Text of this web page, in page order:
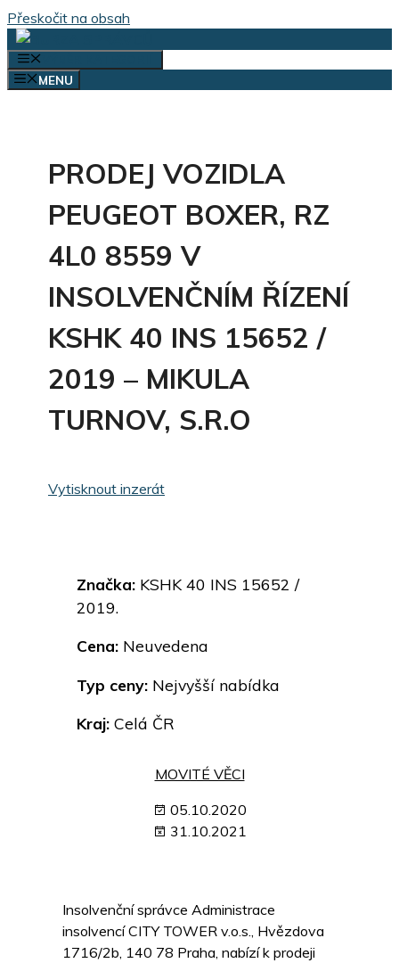
Přeskočit na obsah
MENU
PRODEJ VOZIDLA
PEUGEOT BOXER, RZ
4L0 8559 V
INSOLVENČNÍM ŘÍZENÍ
KSHK 40 INS 15652 /
2019 – MIKULA
TURNOV, S.R.O
Vytisknout inzerát
Značka: KSHK 40 INS 15652 /
2019.
Cena: Neuvedena
Typ ceny: Nejvyšší nabídka
Kraj: Celá ČR
MOVITÉ VĚCI
05.10.2020
31.10.2021
Insolvenční správce Administrace
insolvencí CITY TOWER v.o.s., Hvězdova
1716/2b, 140 78 Praha, nabízí k prodeji